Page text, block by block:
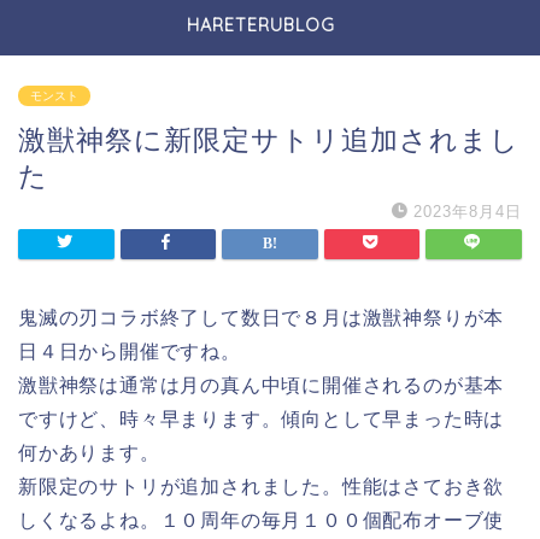
HARETERUBLOG
モンスト
激獣神祭に新限定サトリ追加されまし
た
2023年8月4日
鬼滅の刃コラボ終了して数日で８月は激獣神祭りが本
日４日から開催ですね。
激獣神祭は通常は月の真ん中頃に開催されるのが基本
ですけど、時々早まります。傾向として早まった時は
何かあります。
新限定のサトリが追加されました。性能はさておき欲
しくなるよね。１０周年の毎月１００個配布オーブ使